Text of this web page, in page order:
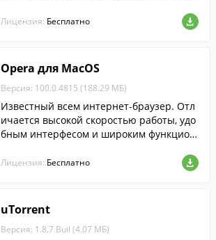
ус и многое другое...
Лицензия: Бесплатно
Opera для MacOS
Версия: 100.0.4815 (188.29 МБ)
Известный всем интернет-браузер. Отл
ичается высокой скоростью работы, удо
бным интерфесом и широким функцион
Лицензия: Бесплатно
uTorrent
Версия: 1.8.7 Buil (4.07 МБ)